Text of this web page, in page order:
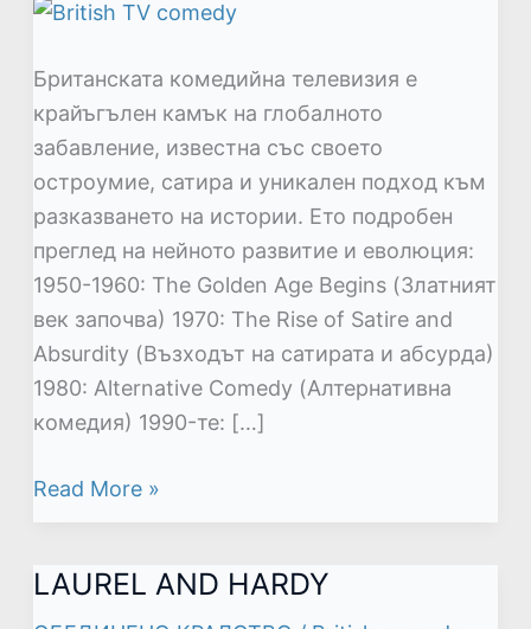
Британската комедийна телевизия е
крайъгълен камък на глобалното
забавление, известна със своето
остроумие, сатира и уникален подход към
разказването на истории. Ето подробен
преглед на нейното развитие и еволюция:
1950-1960: The Golden Age Begins (Златният
век започва) 1970: The Rise of Satire and
Absurdity (Възходът на сатирата и абсурда)
1980: Alternative Comedy (Алтернативна
комедия) 1990-те: […]
Read More »
LAUREL AND HARDY
LAUREL